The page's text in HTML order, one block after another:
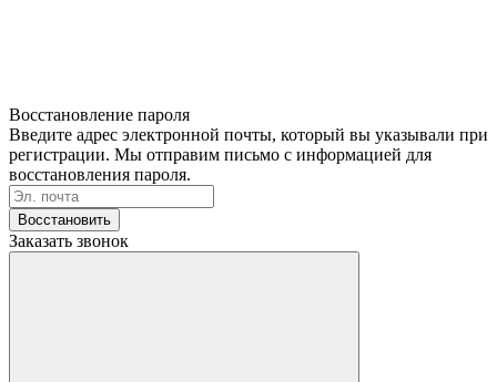
Восстановление пароля
Введите адрес электронной почты, который вы указывали при
регистрации. Мы отправим письмо с информацией для
восстановления пароля.
Восстановить
Заказать звонок